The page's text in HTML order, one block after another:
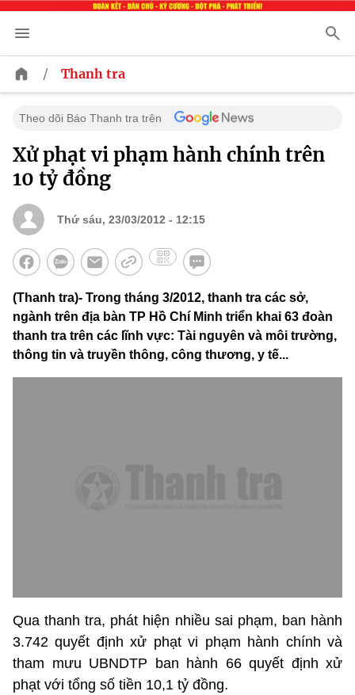
/ Thanh tra
Theo dõi Báo Thanh tra trên
Xử phạt vi phạm hành chính trên
10 tỷ đồng
Thứ sáu, 23/03/2012 - 12:15
(Thanh tra)- Trong tháng 3/2012, thanh tra các sở,
ngành trên địa bàn TP Hồ Chí Minh triển khai 63 đoàn
thanh tra trên các lĩnh vực: Tài nguyên và môi trường,
thông tin và truyền thông, công thương, y tế...
Qua thanh tra, phát hiện nhiều sai phạm, ban hành
3.742 quyết định xử phạt vi phạm hành chính và
tham mưu UBNDTP ban hành 66 quyết định xử
phạt với tổng số tiền 10,1 tỷ đồng.